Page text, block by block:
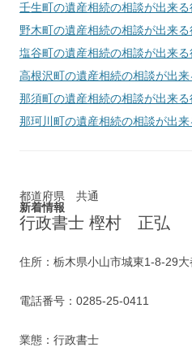
壬生町の遺産相続の相談が出来
野木町の遺産相続の相談が出来
塩谷町の遺産相続の相談が出来
高根沢町の遺産相続の相談が出
那須町の遺産相続の相談が出来
那珂川町の遺産相続の相談が出
都道府県 共通
新着情報
行政書士 樫村 正弘
住所：栃木県小山市城東1-8-29
電話番号：0285-25-0411
業態：行政書士